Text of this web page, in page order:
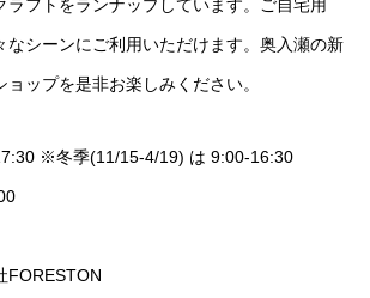
ラフトをランナップしています。ご自宅用
なシーンにご利用いただけます。奥入瀬の新
ョップを是非お楽しみください。
※冬季(11/15-4/19) は 9:00-16:30
FORESTON